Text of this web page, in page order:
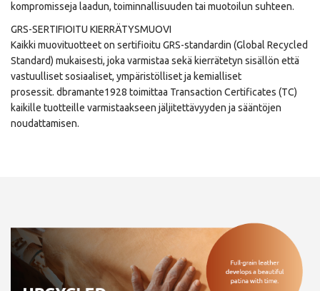
kompromisseja laadun, toiminnallisuuden tai muotoilun suhteen.
GRS-SERTIFIOITU KIERRÄTYSMUOVI
Kaikki muovituotteet on sertifioitu GRS-standardin (Global Recycled
Standard) mukaisesti, joka varmistaa sekä kierrätetyn sisällön että
vastuulliset sosiaaliset, ympäristölliset ja kemialliset
prosessit. dbramante1928 toimittaa Transaction Certificates (TC)
kaikille tuotteille varmistaakseen jäljitettävyyden ja sääntöjen
noudattamisen.